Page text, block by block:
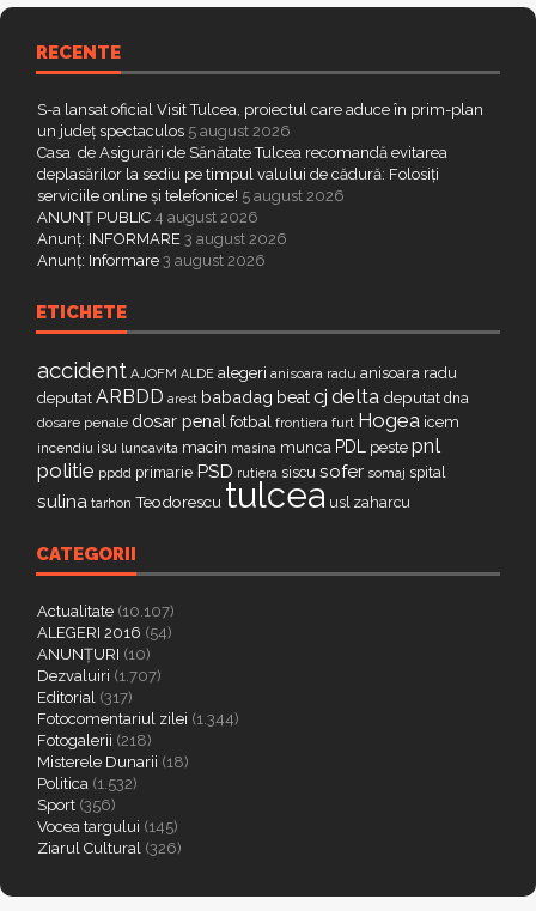
RECENTE
S-a lansat oficial Visit Tulcea, proiectul care aduce în prim-plan
un județ spectaculos 5 august 2026
Casa de Asigurări de Sănătate Tulcea recomandă evitarea
deplasărilor la sediu pe timpul valului de cădură: Folosiți
serviciile online și telefonice! 5 august 2026
ANUNȚ PUBLIC 4 august 2026
Anunț: INFORMARE 3 august 2026
Anunț: Informare 3 august 2026
ETICHETE
accident AJOFM ALDE alegeri anisoara radu anisoara radu
deputat ARBDD arest babadag beatcj delta deputat dna
dosare penale dosar penal fotbal frontiera furt Hogea icem
incendiu isu luncavita macin masina munca PDL peste pnl
politie ppdd primarie PSD rutiera siscu sofer somaj spital
sulina tarhon Teodorescu tulcea usl zaharcu
CATEGORII
Actualitate (10.107)
ALEGERI 2016 (54)
ANUNȚURI (10)
Dezvaluiri (1.707)
Editorial (317)
Fotocomentariul zilei (1.344)
Fotogalerii (218)
Misterele Dunarii (18)
Politica (1.532)
Sport (356)
Vocea targului (145)
Ziarul Cultural (326)